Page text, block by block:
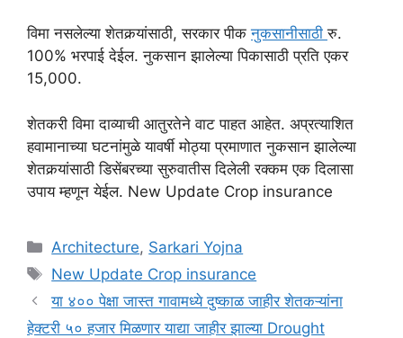
विमा नसलेल्या शेतकर्‍यांसाठी, सरकार पीकनुकसानीसाठीरु.
100% भरपाई देईल. नुकसान झालेल्या पिकासाठी प्रति एकर
15,000.
शेतकरी विमा दाव्याची आतुरतेने वाट पाहत आहेत. अप्रत्याशित
हवामानाच्या घटनांमुळे यावर्षी मोठ्या प्रमाणात नुकसान झालेल्या
शेतकर्‍यांसाठी डिसेंबरच्या सुरुवातीस दिलेली रक्कम एक दिलासा
उपाय म्हणून येईल. New Update Crop insurance
Categories
Architecture, Sarkari Yojna
Tags
New Update Crop insurance
या ४०० पेक्षा जास्त गावामध्ये दुष्काळ जाहीर शेतकऱ्यांना
हेक्टरी ५० हजार मिळणार याद्या जाहीर झाल्या Drought